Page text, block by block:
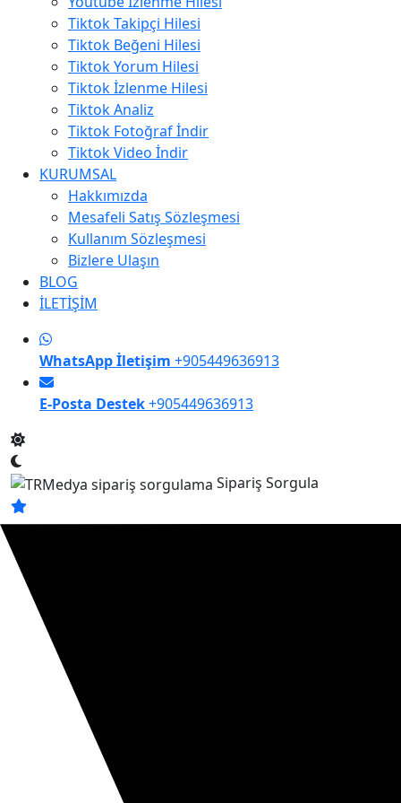
Tiktok Takipçi Hilesi
Tiktok Beğeni Hilesi
Tiktok Yorum Hilesi
Tiktok İzlenme Hilesi
Tiktok Analiz
Tiktok Fotoğraf İndir
Tiktok Video İndir
KURUMSAL
Hakkımızda
Mesafeli Satış Sözleşmesi
Kullanım Sözleşmesi
Bizlere Ulaşın
BLOG
İLETİŞİM
WhatsApp İletişim +905449636913
E-Posta Destek+905449636913
Sipariş Sorgula